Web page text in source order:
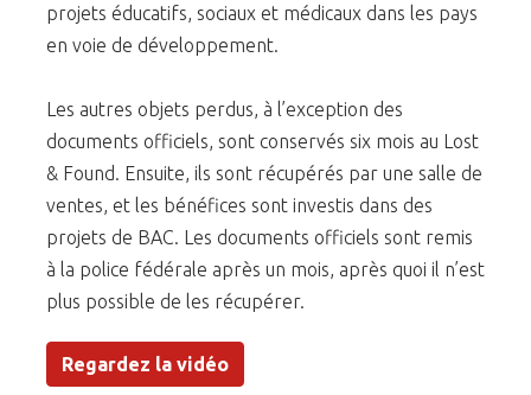
projets éducatifs, sociaux et médicaux dans les pays
en voie de développement.
Les autres objets perdus, à l’exception des
documents officiels, sont conservés six mois au Lost
& Found. Ensuite, ils sont récupérés par une salle de
ventes, et les bénéfices sont investis dans des
projets de BAC. Les documents officiels sont remis
à la police fédérale après un mois, après quoi il n’est
plus possible de les récupérer.
Regardez la vidéo